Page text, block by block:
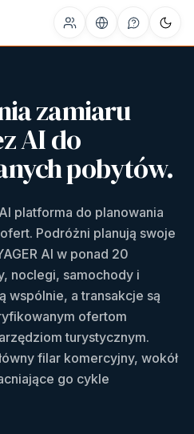
zamiaru
AI do
pobytów.
platforma do planowania
Podróżni planują swoje
AI w ponad 20
noclegi, samochody i
wspólnie, a transakcje są
ofertom
turystycznym.
filar komercyjny, wokół
go cykle